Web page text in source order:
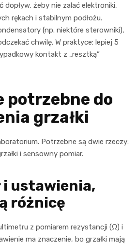
dopływ, żeby nie zalać elektroniki,
rękach i stabilnym podłożu.
(np. niektóre sterowniki),
chwilę. W praktyce: lepiej 5
kontakt z „resztką”
potrzebne do
grzałki
Potrzebne są dwie rzeczy:
i sensowny pomiar.
ustawienia,
różnicę
z pomiarem rezystancji (Ω) i
ma znaczenie, bo grzałki mają